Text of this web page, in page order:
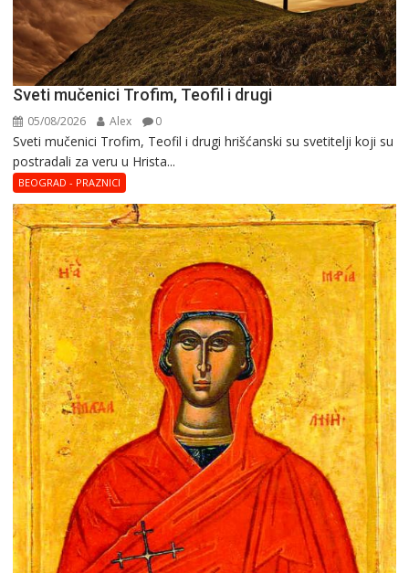
Sveti mučenici Trofim, Teofil i drugi
05/08/2026 Alex 0
Sveti mučenici Trofim, Teofil i drugi hrišćanski su svetitelji koji su
postradali za veru u Hrista...
BEOGRAD - PRAZNICI